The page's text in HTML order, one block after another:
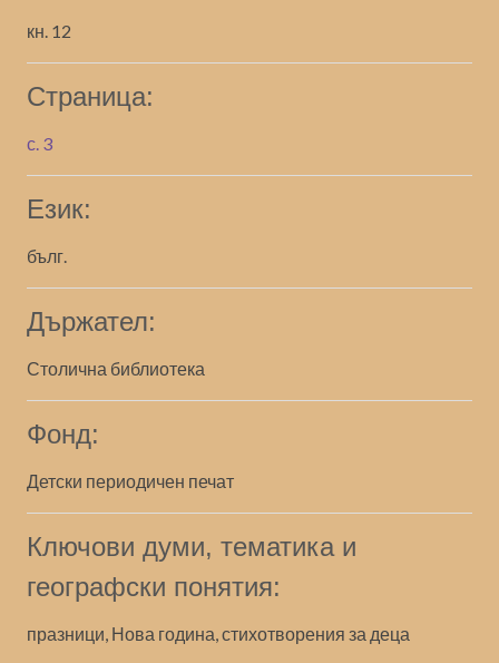
кн. 12
Страница:
с. 3
Език:
бълг.
Държател:
Столична библиотека
Фонд:
Детски периодичен печат
Ключови думи, тематика и
географски понятия:
празници, Нова година, стихотворения за деца